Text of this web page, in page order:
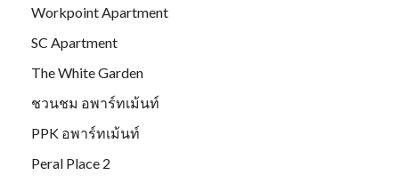
Workpoint Apartment
SC Apartment
The White Garden
ชวนชม อพาร์ทเม้นท์
PPK อพาร์ทเม้นท์
Peral Place 2